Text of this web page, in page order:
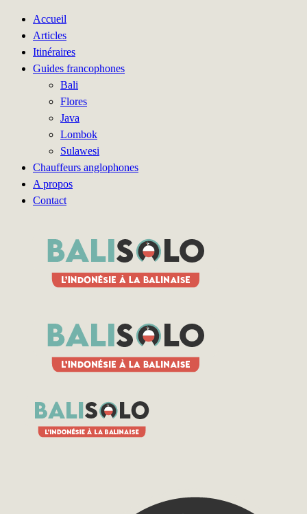
Accueil
Articles
Itinéraires
Guides francophones
Bali
Flores
Java
Lombok
Sulawesi
Chauffeurs anglophones
A propos
Contact